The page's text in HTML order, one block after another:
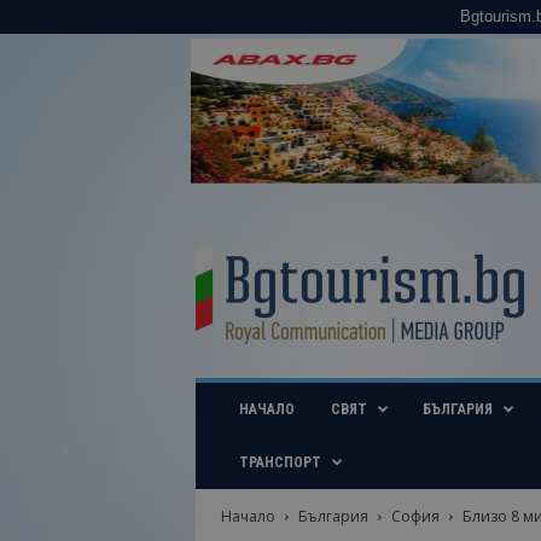
u
i
b
НАЧАЛО СВЯТ БЪЛГАРИЯ
ТРАНСПОРТ
Начало България София
Близо 8